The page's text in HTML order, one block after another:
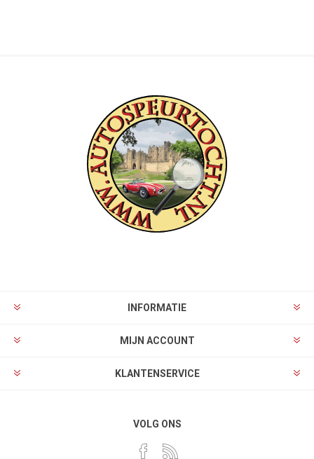
INFORMATIE
MIJN ACCOUNT
KLANTENSERVICE
VOLG ONS